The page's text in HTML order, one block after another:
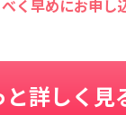
く早めにお申し
と詳しく見